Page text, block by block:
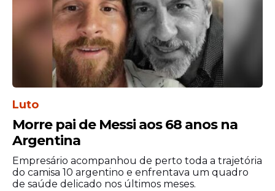
Ventura também afirmou que "ficar preso
não será uma grande novidade para Lula"
O petista ficou preso por 580 dias em
Curitiba, e saiu da cadeia em novembro de
Luto
Morre pai de Messi aos 68 anos na
Argentina
Empresário acompanhou de perto toda a trajetória
do camisa 10 argentino e enfrentava um quadro
de saúde delicado nos últimos meses.